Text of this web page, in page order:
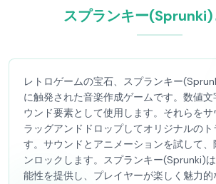
スプランキー(Sprunki)
レトロゲームの宝石、スプランキー
に触発された音楽作成ゲームです。数値
ウンド要素として使用します。それらを
ラッグアンドドロップしてオリジナルのト
す。サウンドとアニメーションを試して
ンロックします。スプランキー(Sprunki)
能性を提供し、プレイヤーが楽しく魅力